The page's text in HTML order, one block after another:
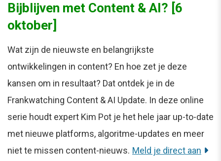
Bijblijven met Content & AI? [6
oktober]
Wat zijn de nieuwste en belangrijkste
ontwikkelingen in content? En hoe zet je deze
kansen om in resultaat? Dat ontdek je in de
Frankwatching Content & AI Update. In deze online
serie houdt expert Kim Pot je het hele jaar up-to-date
met nieuwe platforms, algoritme-updates en meer
niet te missen content-nieuws. Meld je direct aan